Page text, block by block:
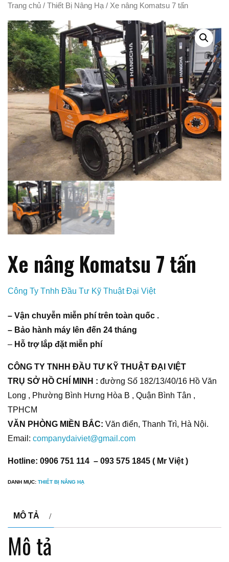
Trang chủ / Thiết Bị Nâng Hạ / Xe nâng Komatsu 7 tấn
Xe nâng Komatsu 7 tấn
Công Ty Tnhh Đầu Tư Kỹ Thuật Đại Việt
– Vận chuyễn miễn phí trên toàn quốc .
– Bảo hành máy lên đến 24 tháng
– Hỗ trợ lắp đặt miễn phí
CÔNG TY TNHH ĐẦU TƯ KỸ THUẬT ĐẠI VIỆT
TRỤ SỞ HỒ CHÍ MINH : đường Số 182/13/40/16 Hồ Văn
Long , Phường Bình Hưng Hòa B , Quận Bình Tân ,
TPHCM
VĂN PHÒNG MIỀN BẮC: Văn điển, Thanh Trì, Hà Nội.
Email: companydaiviet@gmail.com
Hotline: 0906 751 114 – 093 575 1845 ( Mr Việt )
DANH MỤC: THIẾT BỊ NÂNG HẠ
MÔ TẢ
Mô tả